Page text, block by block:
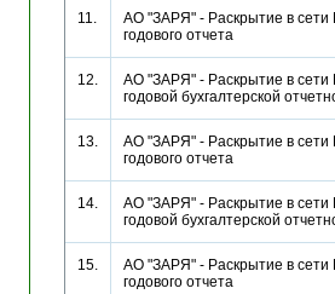
11.
АО "ЗАРЯ" - Раскрытие в сети
годового отчета
12.
АО "ЗАРЯ" - Раскрытие в сети
годовой бухгалтерской
13.
АО "ЗАРЯ" - Раскрытие в сети
годового отчета
14.
АО "ЗАРЯ" - Раскрытие в сети
годовой бухгалтерской
15.
АО "ЗАРЯ" - Раскрытие в сети
годового отчета